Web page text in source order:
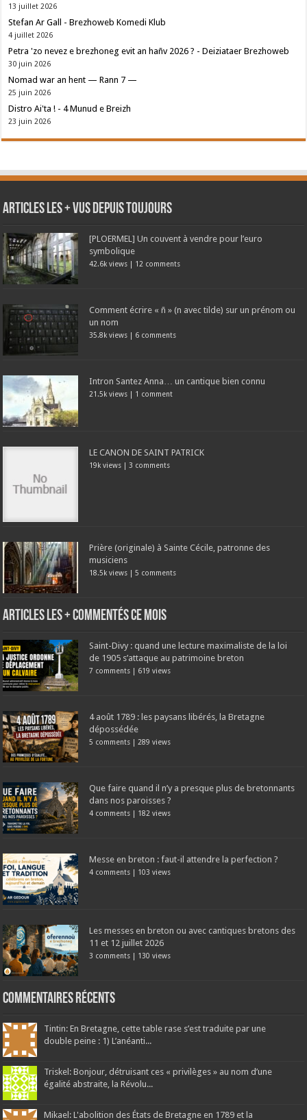
13 juillet 2026
Stefan Ar Gall - Brezhoweb Komedi Klub
4 juillet 2026
Petra 'zo nevez e brezhoneg evit an hañv 2026 ? - Deiziataer Brezhoweb
30 juin 2026
Nomad war an hent — Rann 7 —
25 juin 2026
Distro Ai'ta ! - 4 Munud e Breizh
23 juin 2026
Articles les + vus depuis toujours
[PLOERMEL] Un couvent à vendre pour l’euro
symbolique
42.6k views 12 comments
Comment écrire « ñ » (n avec tilde) sur un prénom ou
un nom
35.8k views 6 comments
Intron Santez Anna… un cantique bien connu
21.5k views 1 comment
LE CANON DE SAINT PATRICK
19k views |3 comments
Prière (originale) à Sainte Cécile, patronne des
musiciens
18.5k views |5 comments
Articles les + commentés ce mois
Saint-Divy : quand une lecture maximaliste de la loi
de 1905 s’attaque au patrimoine breton
7 comments 619 views
4 août 1789 : les paysans libérés, la Bretagne
dépossédée
5 comments |289 views
Que faire quand il n’y a presque plus de bretonnants
dans nos paroisses ?
4 comments 182 views
Messe en breton : faut-il attendre la perfection ?
4 comments 103 views
Les messes en breton ou avec cantiques bretons des
11 et 12 juillet 2026
3 comments 130 views
Commentaires récents
Tintin: En Bretagne, cette table rase s’est traduite par une
double peine : 1) L’anéanti...
Triskel: Bonjour, détruisant ces « privilèges » au nom d’une
égalité abstraite, la Révolu...
Mikael: L'abolition des États de Bretagne en 1789 et la